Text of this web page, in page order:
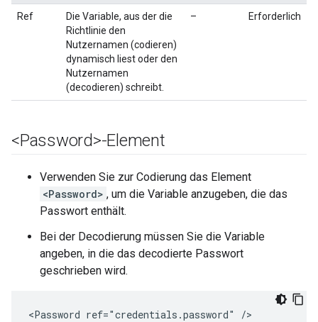
Ref
Die Variable, aus der die
Richtlinie den
Nutzernamen (codieren)
dynamisch liest oder den
Nutzernamen
(decodieren) schreibt.
– Erforderlich
<Password>-Element
Verwenden Sie zur Codierung das Element
<Password> , um die Variable anzugeben, die das
Passwort enthält.
Bei der Decodierung müssen Sie die Variable
angeben, in die das decodierte Passwort
geschrieben wird.
<Password ref="credentials.password" />